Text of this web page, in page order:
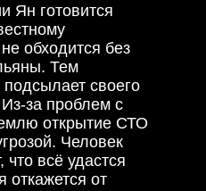
Ян готовится
обходится без
Тем
своего
за проблем с
открытие СТО
Человек
что всё удастся
откажется от